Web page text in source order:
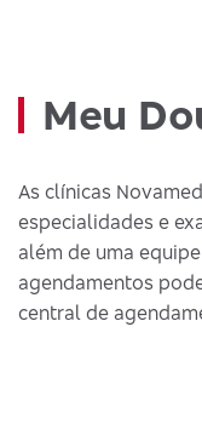
Meu
As clínicas
especialidades e
além de uma
agendamentos
central de